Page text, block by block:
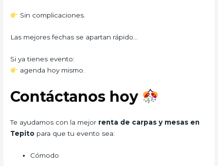
Sin complicaciones.
Las mejores fechas se apartan rápido…
Si ya tienes evento:
agenda hoy mismo.
Contáctanos hoy
Te ayudamos con la mejor renta de carpas y mesas en
Tepito para que tu evento sea:
Cómodo